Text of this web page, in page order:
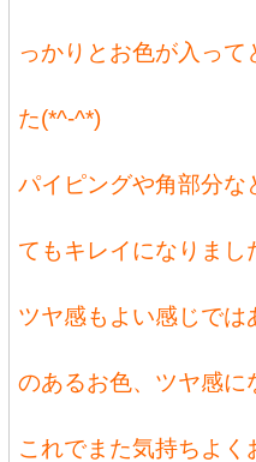
っかりとお色が入っ
た(*^-^*)
パイピングや角部分な
てもキレイになりまし
ツヤ感もよい感じで
のあるお色、ツヤ感に
これでまた気持ちよ